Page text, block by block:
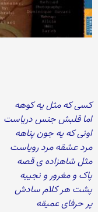
کسی که مثل یه کوهه
اما قلبش جنس دریاست
اونی که یه جون پناهه
مرد عشقه مرد رویاست
مثل شاهزاده ی قصه
پاک و مغرور و نجیبه
پشت هر کلام سادش
پر حرفای عمیقه